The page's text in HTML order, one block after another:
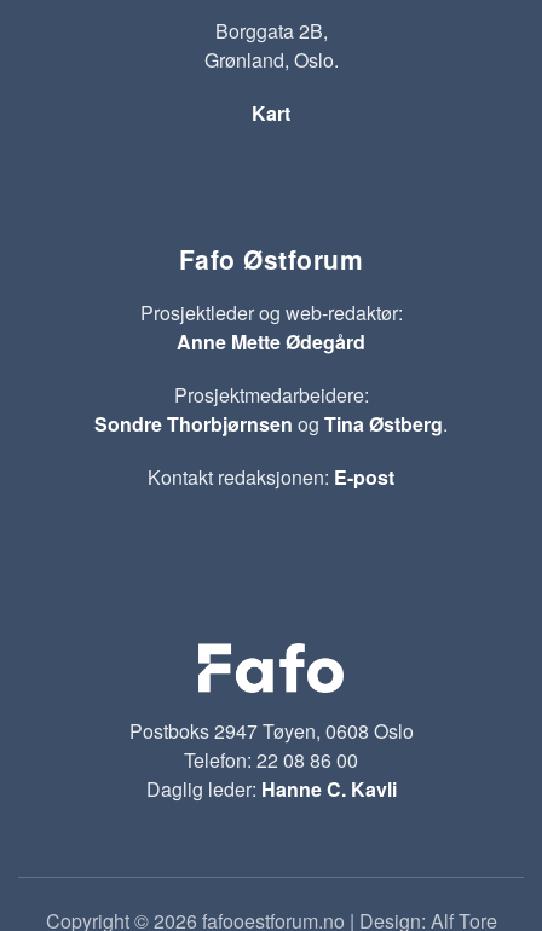
Borggata 2B,
Grønland, Oslo.
Kart
Fafo Østforum
Prosjektleder og web-redaktør:
Anne Mette Ødegård
Prosjektmedarbeidere:
Sondre Thorbjørnsen og Tina Østberg.
Kontakt redaksjonen: E-post
Postboks 2947 Tøyen, 0608 Oslo
Telefon: 22 08 86 00
Daglig leder: Hanne C. Kavli
Copyright © 2026 fafooestforum.no | Design: Alf Tore